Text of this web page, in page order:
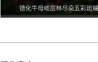
德化牛母岐层林尽染五彩斑斓